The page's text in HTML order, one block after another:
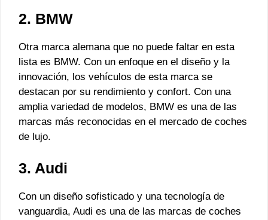
2. BMW
Otra marca alemana que no puede faltar en esta
lista es BMW. Con un enfoque en el diseño y la
innovación, los vehículos de esta marca se
destacan por su rendimiento y confort. Con una
amplia variedad de modelos, BMW es una de las
marcas más reconocidas en el mercado de coches
de lujo.
3. Audi
Con un diseño sofisticado y una tecnología de
vanguardia, Audi es una de las marcas de coches